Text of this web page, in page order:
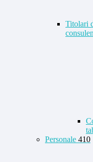
Titolari
Personale 410